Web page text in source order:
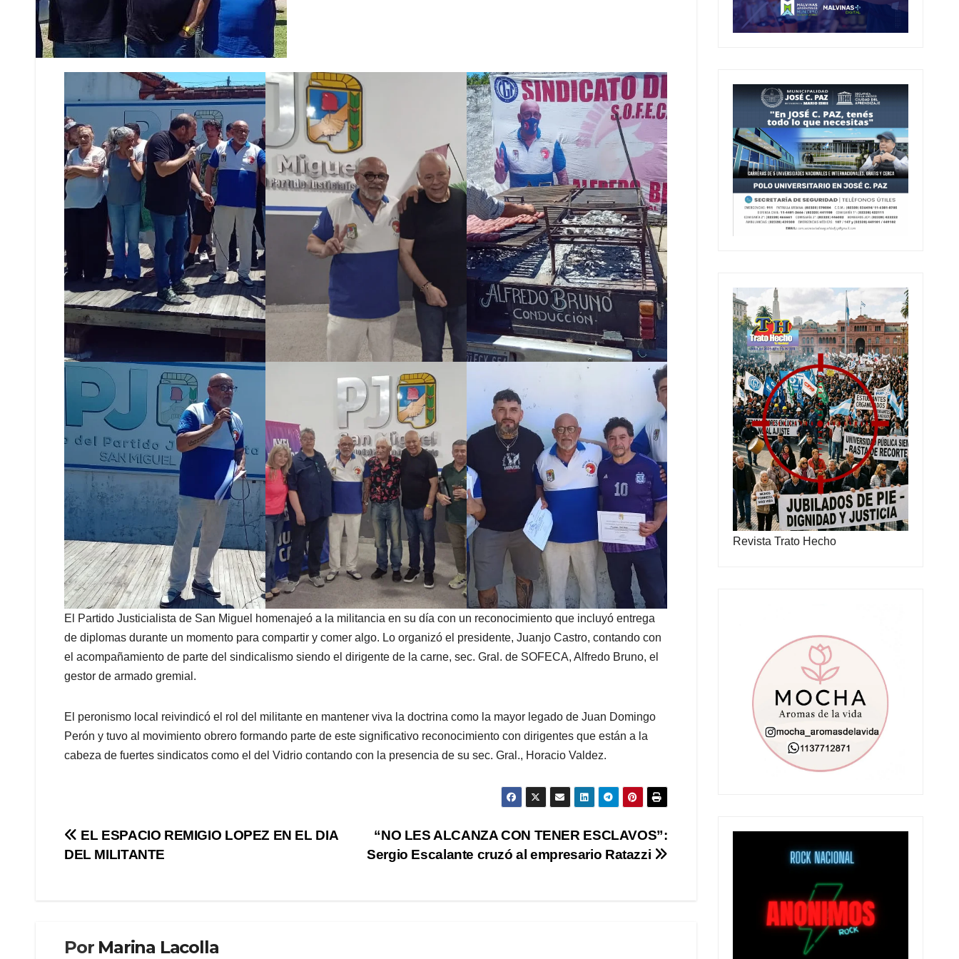
El Partido Justicialista de San Miguel homenajeó a la militancia en su día con un reconocimiento que incluyó entrega
de diplomas durante un momento para compartir y comer algo. Lo organizó el presidente, Juanjo Castro, contando con
el acompañamiento de parte del sindicalismo siendo el dirigente de la carne, sec. Gral. de SOFECA, Alfredo Bruno, el
gestor de armado gremial.
El peronismo local reivindicó el rol del militante en mantener viva la doctrina como la mayor legado de Juan Domingo
Perón y tuvo al movimiento obrero formando parte de este significativo reconocimiento con dirigentes que están a la
cabeza de fuertes sindicatos como el del Vidrio contando con la presencia de su sec. Gral., Horacio Valdez.
Navegación
“NO LES ALCANZA CON TENER ESCLAVOS”:
Sergio Escalante cruzó al empresario Ratazzi
EL ESPACIO REMIGIO LOPEZ EN EL DIA
DEL MILITANTE
Por Marina Lacolla
Revista Trato Hecho